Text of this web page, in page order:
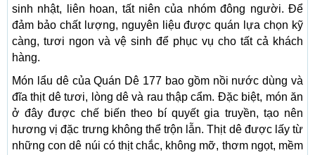
sinh nhật, liên hoan, tất niên của nhóm đông người. Để
đảm bảo chất lượng, nguyên liệu được quán lựa chọn kỹ
càng, tươi ngon và vệ sinh để phục vụ cho tất cả khách
hàng.
Món lẩu dê của Quán Dê 177 bao gồm nồi nước dùng và
đĩa thịt dê tươi, lòng dê và rau thập cẩm. Đặc biệt, món ăn
ở đây được chế biến theo bí quyết gia truyền, tạo nên
hương vị đặc trưng không thể trộn lẫn. Thịt dê được lấy từ
những con dê núi có thịt chắc, không mỡ, thơm ngọt, mềm